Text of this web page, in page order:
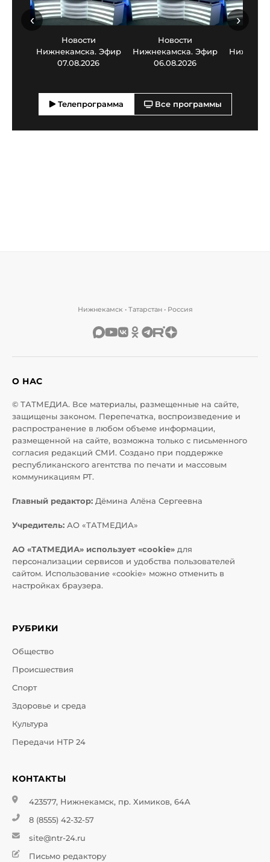
Новости
Нижнекамска. Эфир
07.08.2026
Новости
Нижнекамска. Эфир
06.08.2026
‹ ›
Телепрограмма Все программы
Нижнекамск • Татарстан • Россия
О НАС
© ТАТМЕДИА. Все материалы, размещенные на сайте,
защищены законом. Перепечатка, воспроизведение и
распространение в любом объеме информации,
размещенной на сайте, возможна только с письменного
согласия редакций СМИ. Создано при поддержке
республиканского агентства по печати и массовым
коммуникациям РТ.
Главный редактор: Дёмина Алёна Сергеевна
Учредитель: АО «ТАТМЕДИА»
АО «ТАТМЕДИА» использует «cookie» для
персонализации сервисов и удобства пользователей
сайтом. Использование «cookie» можно отменить в
настройках браузера.
РУБРИКИ
Общество
Происшествия
Спорт
Здоровье и среда
Культура
Передачи НТР 24
КОНТАКТЫ
423577, Нижнекамск, пр. Химиков, 64А
8 (8555) 42-32-57
site@ntr-24.ru
Письмо редактору